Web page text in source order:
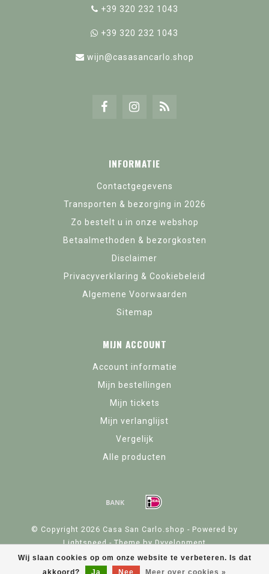
Wij slaan cookies op om onze website te verbeteren. Is dat
akkoord?
Ja Nee Meer over cookies »
+39 320 232 1043
+39 320 232 1043
wijn@casasancarlo.shop
INFORMATIE
Contactgegevens
Transporten & bezorging in 2026
Zo bestelt u in onze webshop
Betaalmethoden & bezorgkosten
Disclaimer
Privacyverklaring & Cookiebeleid
Algemene Voorwaarden
Sitemap
MIJN ACCOUNT
Account informatie
Mijn bestellingen
Mijn tickets
Mijn verlanglijst
Vergelijk
Alle producten
© Copyright 2026 Casa San Carlo.shop - Powered by
Lightspeed- Theme byDyvelopment